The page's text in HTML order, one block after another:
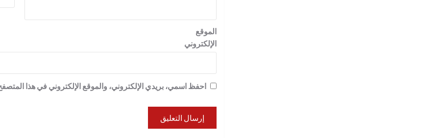
الموقع
الإلكتروني
احفظ اسمي، بريدي الإلكتروني، والموقع الإلكتروني في هذا